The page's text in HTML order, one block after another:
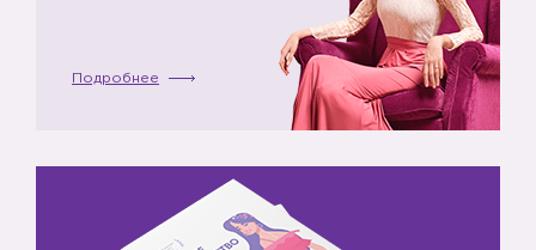
Подробнее